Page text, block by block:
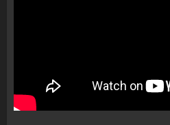
1
“bosen”
abuzim
pasuri